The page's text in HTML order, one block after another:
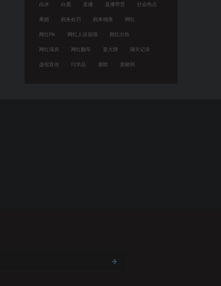
白冰 白鹿 直播 直播带货 社会热点
离婚 税务处罚 税务稽查 网红
网红PK 网红人设崩塌 网红出轨
网红塌房 网红翻车 耍大牌 聊天记录
虚假宣传 闫学晶 鹿晗 黄晓明